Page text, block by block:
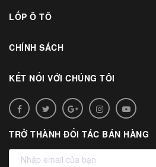
LỐP Ô TÔ
CHÍNH SÁCH
KẾT NỐI VỚI CHÚNG TÔI
TRỞ THÀNH ĐỐI TÁC BÁN HÀNG